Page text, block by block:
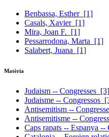
Benbassa, Esther [1]
Casals, Xavier [1]
Mira, Joan F. [1]
Pessarrodona, Marta [1]
Salabert, Juana [1]
Matèria
Judaism -- Congresses [3]
Judaisme -- Congressos
Antisemitism --
Antisemitisme --
Caps rapats -- Espanya --